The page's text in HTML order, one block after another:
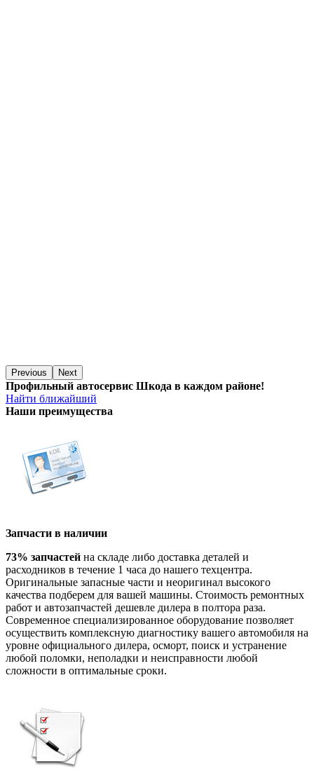
Previous Next
Профильный автосервис Шкода в каждом районе!
Найти ближайший
Наши преимущества
Запчасти в наличии
73% запчастей на складе либо доставка деталей и
расходников в течение 1 часа до нашего техцентра.
Оригинальные запасные части и неоригинал высокого
качества подберем для вашей машины. Стоимость ремонтных
работ и автозапчастей дешевле дилера в полтора раза.
Современное специализированное оборудование позволяет
осуществить комплексную диагностику вашего автомобиля на
уровне официального дилера, осморт, поиск и устранение
любой поломки, неполадки и неисправности любой
сложности в оптимальные сроки.